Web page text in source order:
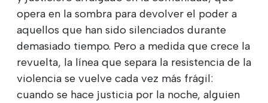
opera en la sombra para devolver el poder a
aquellos que han sido silenciados durante
demasiado tiempo. Pero a medida que crece la
revuelta, la línea que separa la resistencia de la
violencia se vuelve cada vez más frágil:
cuando se hace justicia por la noche, alguien